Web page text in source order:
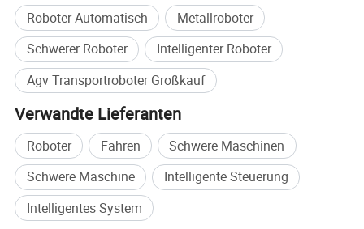
Roboter Automatisch
Metallroboter
Schwerer Roboter
Intelligenter Roboter
Agv Transportroboter Großkauf
Verwandte Lieferanten
Roboter Fahren
Schwere Maschinen
Schwere Maschine
Intelligente Steuerung
Intelligentes System